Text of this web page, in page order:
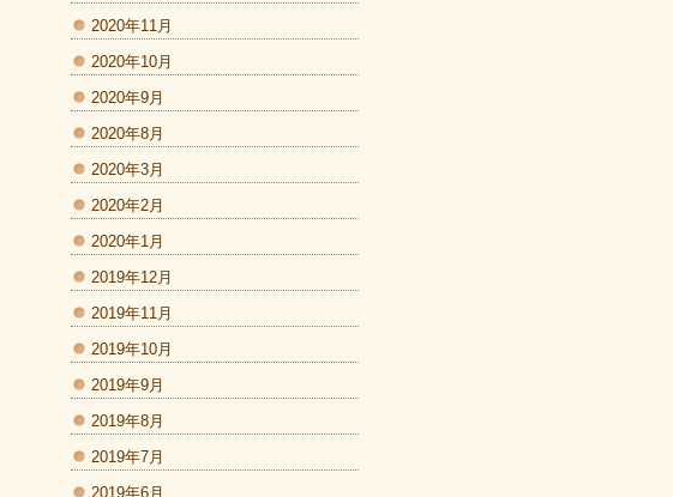
2020年11月
2020年10月
2020年9月
2020年8月
2020年3月
2020年2月
2020年1月
2019年12月
2019年11月
2019年10月
2019年9月
2019年8月
2019年7月
2019年6月